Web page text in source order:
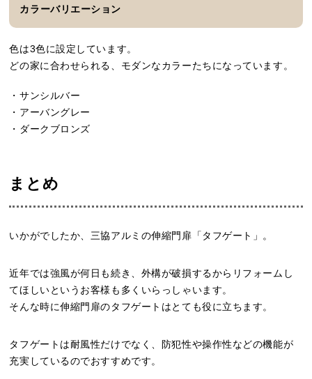
カラーバリエーション
色は3色に設定しています。
どの家に合わせられる、モダンなカラーたちになっています。
・サンシルバー
・アーバングレー
・ダークブロンズ
まとめ
いかがでしたか、三協アルミの伸縮門扉「タフゲート」。
近年では強風が何日も続き、外構が破損するからリフォームし
てほしいというお客様も多くいらっしゃいます。
そんな時に伸縮門扉のタフゲートはとても役に立ちます。
タフゲートは耐風性だけでなく、防犯性や操作性などの機能が
充実しているのでおすすめです。